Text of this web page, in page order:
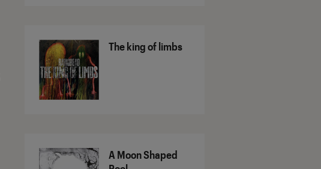
The king of limbs
A Moon Shaped